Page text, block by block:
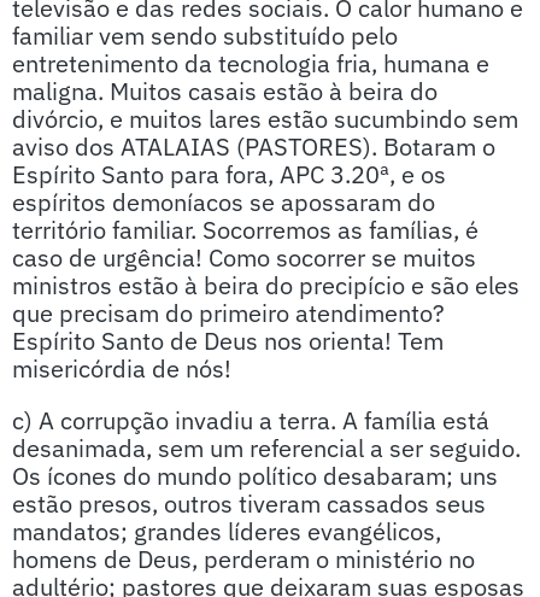
televisão e das redes sociais. O calor humano e
familiar vem sendo substituído pelo
entretenimento da tecnologia fria, humana e
maligna. Muitos casais estão à beira do
divórcio, e muitos lares estão sucumbindo sem
aviso dos ATALAIAS (PASTORES). Botaram o
Espírito Santo para fora, APC 3.20ª, e os
espíritos demoníacos se apossaram do
território familiar. Socorremos as famílias, é
caso de urgência! Como socorrer se muitos
ministros estão à beira do precipício e são eles
que precisam do primeiro atendimento?
Espírito Santo de Deus nos orienta! Tem
misericórdia de nós!
c) A corrupção invadiu a terra. A família está
desanimada, sem um referencial a ser seguido.
Os ícones do mundo político desabaram; uns
estão presos, outros tiveram cassados seus
mandatos; grandes líderes evangélicos,
homens de Deus, perderam o ministério no
adultério; pastores que deixaram suas esposas